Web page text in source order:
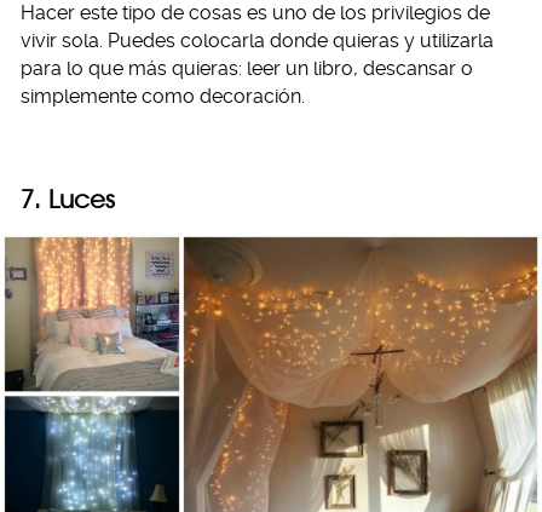
Hacer este tipo de cosas es uno de los privilegios de
vivir sola. Puedes colocarla donde quieras y utilizarla
para lo que más quieras: leer un libro, descansar o
simplemente como decoración.
7. Luces